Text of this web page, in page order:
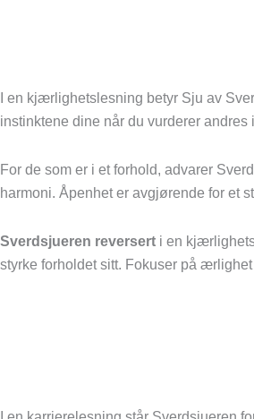
I en kjærlighetslesning betyr Sju av
instinktene dine når du vurderer andres
For de som er i et forhold, advarer
harmoni. Åpenhet er avgjørende for et
Sverdsjueren reversert i en
styrke forholdet sitt. Fokuser på